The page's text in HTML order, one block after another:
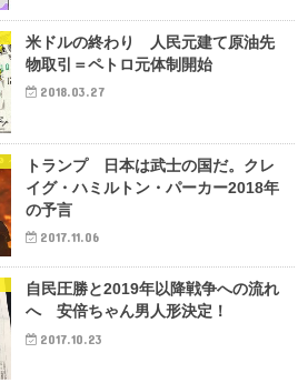
米ドルの終わり 人民元建て原油先
物取引＝ペトロ元体制開始
2018.03.27
トランプ 日本は武士の国だ。クレ
イグ・ハミルトン・パーカー2018年
の予言
2017.11.06
自民圧勝と2019年以降戦争への流れ
へ 安倍ちゃん男人形決定！
2017.10.23